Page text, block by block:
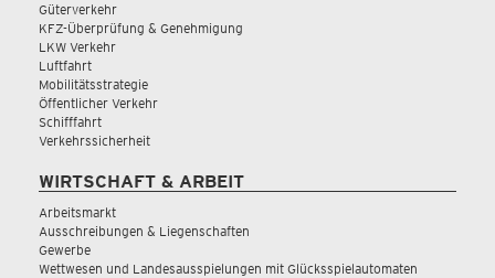
Güterverkehr
KFZ-Überprüfung & Genehmigung
LKW Verkehr
Luftfahrt
Mobilitätsstrategie
Öffentlicher Verkehr
Schifffahrt
Verkehrssicherheit
WIRTSCHAFT & ARBEIT
Arbeitsmarkt
Ausschreibungen & Liegenschaften
Gewerbe
Wettwesen und Landesausspielungen mit Glücksspielautomaten